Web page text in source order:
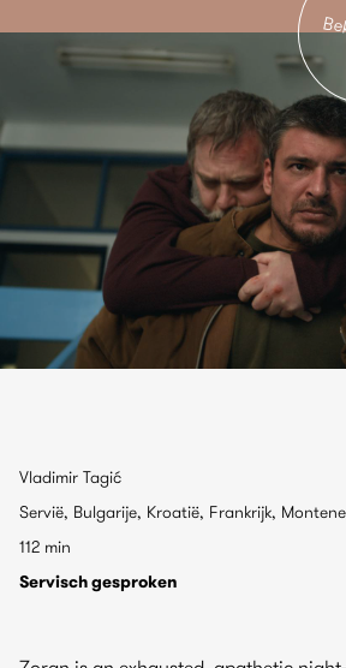
Vladimir Tagić
Servië, Bulgarije, Kroatië, Frankrijk,
112 min
Servisch gesproken